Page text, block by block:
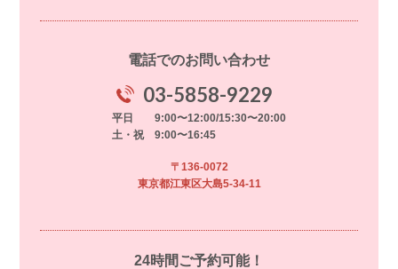
電話でのお問い合わせ
03-5858-9229
平日 9:00〜12:00/15:30〜20:00
土・祝 9:00〜16:45
〒136-0072
東京都江東区大島5-34-11
24時間ご予約可能！